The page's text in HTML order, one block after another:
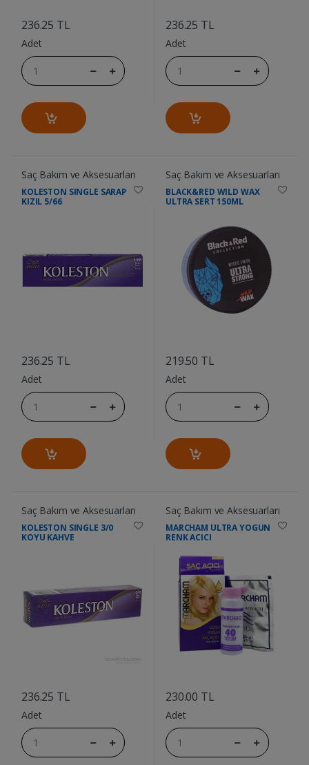
236.25 TL
Adet
236.25 TL
Adet
Saç Bakım ve Aksesuarları
KOLESTON SINGLE SARAP
KIZIL 5/66
236.25 TL
Adet
Saç Bakım ve Aksesuarları
BLACK&RED WILD WAX
ULTRA SERT 150ML
219.50 TL
Adet
Saç Bakım ve Aksesuarları
KOLESTON SINGLE 3/0
KOYU KAHVE
236.25 TL
Adet
Saç Bakım ve Aksesuarları
MARCHAM ULTRA YOGUN
RENK ACICI
230.00 TL
Adet